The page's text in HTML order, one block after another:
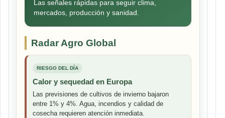
Las señales rápidas para seguir clima,
mercados, producción y sanidad.
Radar Agro Global
RIESGO DEL DÍA
Calor y sequedad en Europa
Las previsiones de cultivos de invierno bajaron
entre 1% y 4%. Agua, incendios y calidad de
cosecha requieren atención inmediata.